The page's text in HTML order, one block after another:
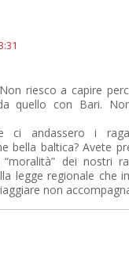
riesco a capire
quello con Bari.
ci andassero i
bella baltica? Avete
dei nostri
legge regionale che
non